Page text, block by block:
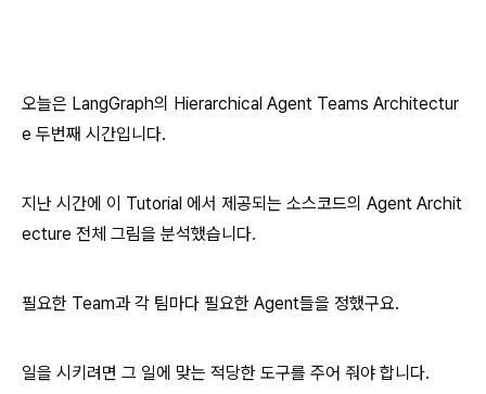
오늘은 LangGraph의 Hierarchical Agent Teams Architectur
e 두번째 시간입니다.
지난 시간에 이 Tutorial 에서 제공되는 소스코드의 Agent Archit
ecture 전체 그림을 분석했습니다.
필요한 Team과 각 팀마다 필요한 Agent들을 정했구요.
일을 시키려면 그 일에 맞는 적당한 도구를 주어 줘야 합니다.